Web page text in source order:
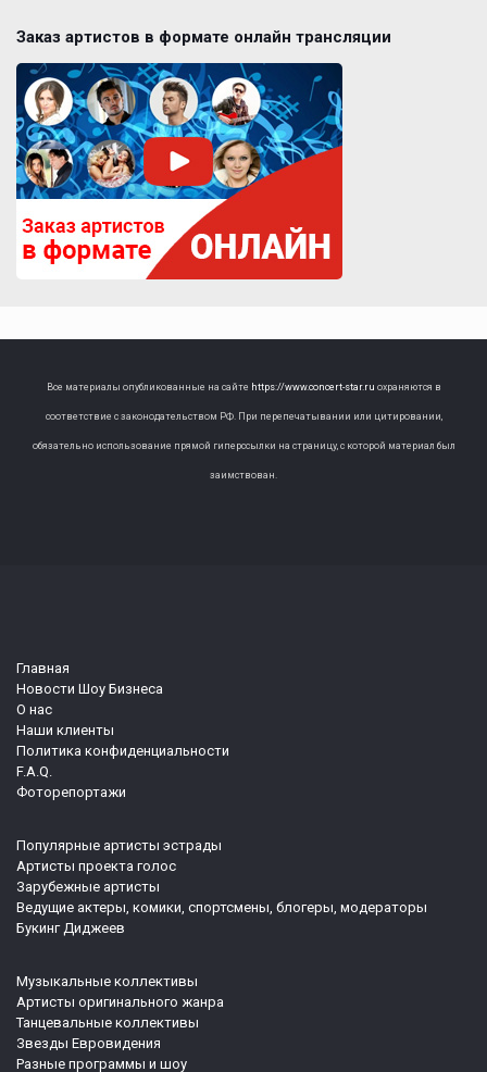
Заказ артистов в формате онлайн трансляции
Все материалы опубликованные на сайте https://www.concert-star.ru охраняются в
соответствие с законодательством РФ. При перепечатывании или цитировании,
обязательно использование прямой гиперссылки на страницу, с которой материал был
заимствован.
Главная
Новости Шоу Бизнеса
О нас
Наши клиенты
Политика конфиденциальности
F.A.Q.
Фоторепортажи
Популярные артисты эстрады
Артисты проекта голос
Зарубежные артисты
Ведущие актеры, комики, спортсмены, блогеры, модераторы
Букинг Диджеев
Музыкальные коллективы
Артисты оригинального жанра
Танцевальные коллективы
Звезды Евровидения
Разные программы и шоу